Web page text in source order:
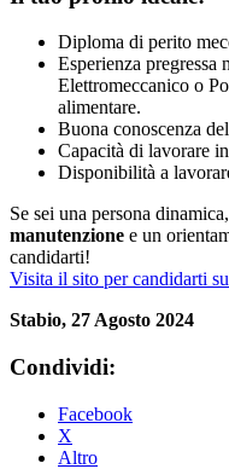
Diploma di perito
Esperienza
Elettromeccanico o
alimentare.
Buona conoscenza
Capacità di lavorare
Disponibilità a
Se sei una persona
manutenzione e un
candidarti!
Visita il sito per candidarti
Stabio, 27 Agosto 2024
Condividi:
Facebook
X
Altro